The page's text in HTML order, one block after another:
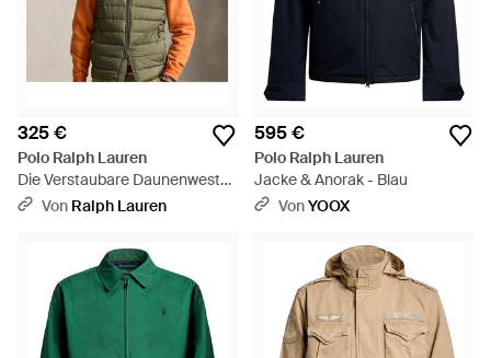
325 €
Polo Ralph Lauren
Die Verstaubare Daunenweste
Colden - Grün
Von Ralph Lauren
595 €
Polo Ralph Lauren
Jacke & Anorak - Blau
VonYOOX